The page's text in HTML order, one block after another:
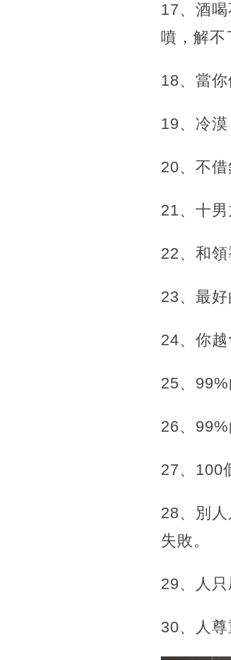
17、酒
噴，解不
18、當
19、冷漠
20、不借
21、十男
22、和
23、最
24、你越
25、
26、
27、100
28、別
失敗。
29、人
30、人尊